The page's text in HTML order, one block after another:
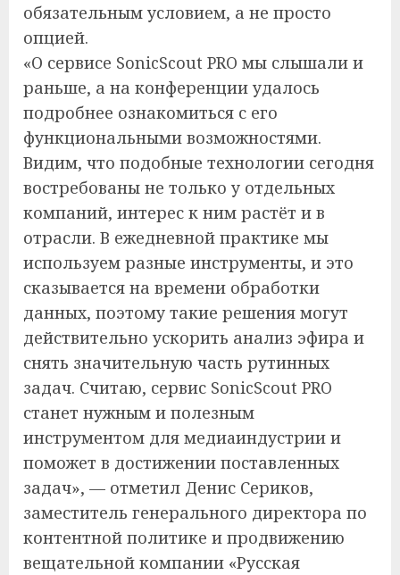
обязательным условием, а не просто
опцией.
«О сервисе SonicScout PRO мы слышали и
раньше, а на конференции удалось
подробнее ознакомиться с его
функциональными возможностями.
Видим, что подобные технологии сегодня
востребованы не только у отдельных
компаний, интерес к ним растёт и в
отрасли. В ежедневной практике мы
используем разные инструменты, и это
сказывается на времени обработки
данных, поэтому такие решения могут
действительно ускорить анализ эфира и
снять значительную часть рутинных
задач. Считаю, сервис SonicScout PRO
станет нужным и полезным
инструментом для медиaиндустрии и
поможет в достижении поставленных
задач», — отметил Денис Сериков,
заместитель генерального директора по
контентной политике и продвижению
вещательной компании «Русская